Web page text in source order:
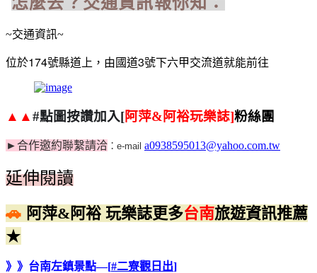
~交通資訊~
位於174號縣道上，由國道3號下六甲交流道就能前往
▲▲#點圖按讚加入[阿萍&阿裕玩樂誌]粉絲團
►合作邀約聯繫請洽 ： e-mail a0938595013@yahoo.com.tw
延伸閱讀
🚗 阿萍& 阿裕 玩樂誌更多台南旅遊資訊推薦
★
》》台南左鎮景點—[#二寮觀日出]